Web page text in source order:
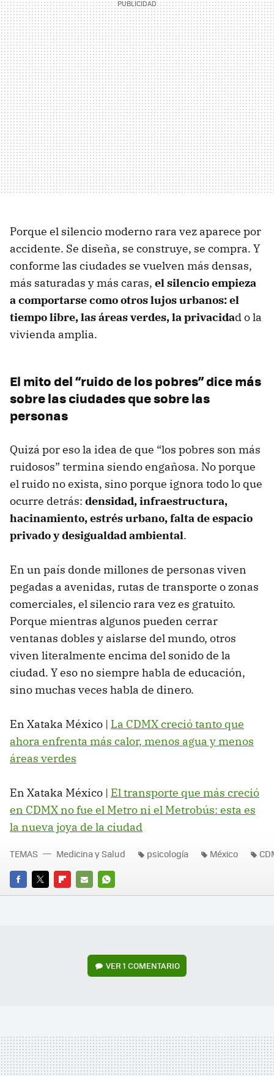
Porque el silencio moderno rara vez aparece por
accidente. Se diseña, se construye, se compra. Y
conforme las ciudades se vuelven más densas,
más saturadas y más caras, el silencio empieza
a comportarse como otros lujos urbanos: el
tiempo libre, las áreas verdes, la privacidad o la
vivienda amplia.
El mito del “ruido de los pobres” dice más
sobre las ciudades que sobre las
personas
Quizá por eso la idea de que “los pobres son más
ruidosos” termina siendo engañosa. No porque
el ruido no exista, sino porque ignora todo lo que
ocurre detrás: densidad,infraestructura,
hacinamiento,estrés urbano, falta de espacio
privado y desigualdad ambiental.
En un país donde millones de personas viven
pegadas a avenidas, rutas de transporte o zonas
comerciales, el silencio rara vez es gratuito.
Porque mientras algunos pueden cerrar
ventanas dobles y aislarse del mundo, otros
viven literalmente encima del sonido de la
ciudad. Y eso no siempre habla de educación,
sino muchas veces habla de dinero.
En Xataka México | La CDMX creció tanto que
ahora enfrenta más calor, menos agua y menos
áreas verdes
En Xataka México | El transporte que más creció
en CDMX no fue el Metro ni el Metrobús: esta es
la nueva joya de la ciudad
FACEBOOK
TWITTERFLIPBOARD
E-
WHATSAPP
TEMAS Medicina y Salud psicología México
VER1 COMENTARIO